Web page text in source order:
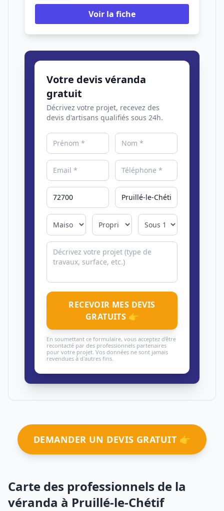
Voir la fiche
Votre devis véranda
gratuit
Décrivez votre projet, recevez des
devis d'artisans qualifiés sous 24h.
RECEVOIR MES DEVIS
GRATUITS 👉
En soumettant ce formulaire, vous acceptez d'être
recontacté par des professionnels partenaires
pour votre projet. Vos données ne sont jamais
revendues à d'autres fins.
DEMANDER UN DEVIS GRATUIT 👉
Carte des professionnels de la
véranda à Pruillé-le-Chétif